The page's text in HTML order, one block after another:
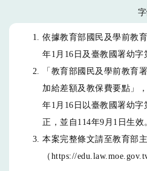
依據教育部國民及學前教
年1月16日及臺教國署幼字
「教育部國民及學前教育
加給差額及教保費要點」
年1月16日以臺教國署幼字
正，並自114年9月1日生效
本案完整條文請至教育部
（https://